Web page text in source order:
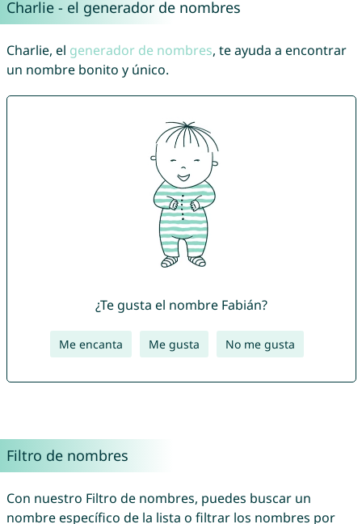
Charlie - el generador de nombres
Charlie, el generador de nombres, te ayuda a encontrar
un nombre bonito y único.
¿Te gusta el nombre Fabián?
Me encanta Me gusta No me gusta
Filtro de nombres
Con nuestro Filtro de nombres, puedes buscar un
nombre específico de la lista o filtrar los nombres por